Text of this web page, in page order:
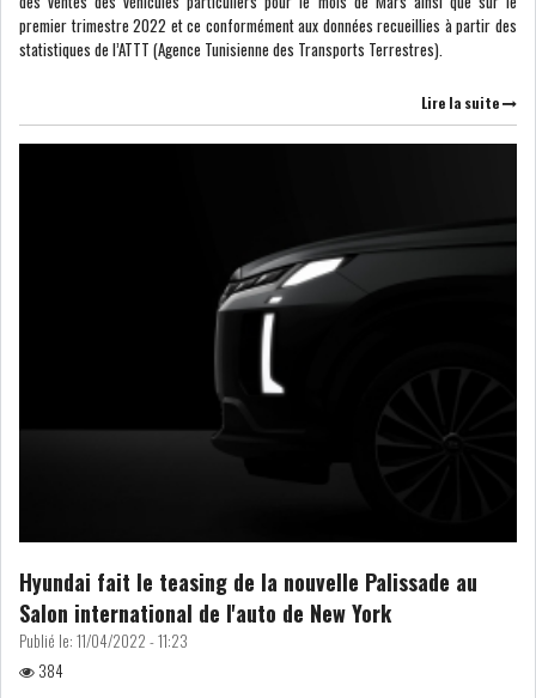
PRÉSIDENTIELLES
GOUVERNEMENT
REPRÉSENTANTS DU
PEUPLE (ARP)
SAIED LIMOGE LA MINISTRE DE
L'INDUS...
SLAH ZOUARI NOMMÉ
MINISTRE DE L'ÉQU...
MICHKET SLAMA KHALDI
REMPLACE SIHEM BOUG...
premier trimestre 2022 et ce conformément aux données recueillies à partir des
statistiques de l’ATTT (Agence Tunisienne des Transports Terrestres).
Lire la suite
Hyundai fait le teasing de la nouvelle Palissade au
Salon international de l'auto de New York
Publié le: 11/04/2022 - 11:23
384